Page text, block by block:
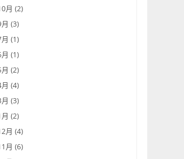
月 (2)
(3)
(1)
(1)
(2)
(4)
(3)
(2)
月 (4)
月 (6)